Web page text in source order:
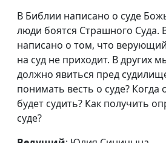
В Библии написано о суде
люди боятся Страшного Суда.
написано о том, что
на суд не приходит. В других
должно явиться пред
понимать весть о суде? Когда
будет судить? Как получить
суде?
Кого нельзя
приветствовать и пускать в
дом
Обзор книги Бытие